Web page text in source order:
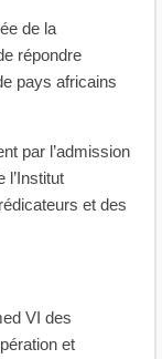
de la
répondre
pays africains
par l’admission
et des
VI des
et